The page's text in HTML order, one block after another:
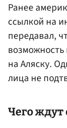
Ранее
ссылкой на
передавал,
на Аляску.
лица не
Чего ждут